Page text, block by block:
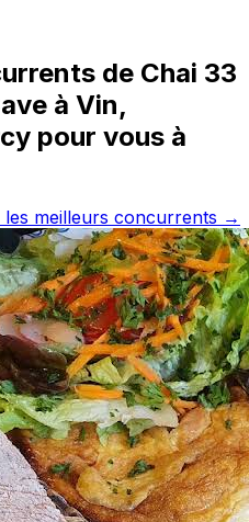
de Chai 33
à Vin,
pour vous à
meilleurs concurrents →